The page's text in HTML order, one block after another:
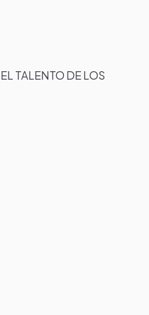
TALENTO DE LOS